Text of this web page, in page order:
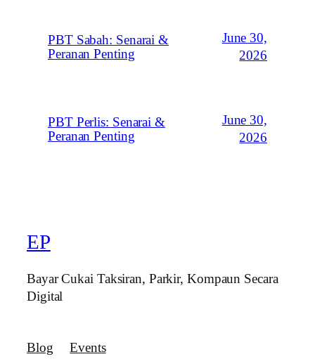
PBT Sabah: Senarai &
Peranan Penting
June 30,
2026
PBT Perlis: Senarai &
Peranan Penting
June 30,
2026
EP
Bayar Cukai Taksiran, Parkir, Kompaun Secara
Digital
Blog
Events